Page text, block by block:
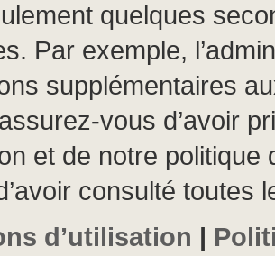
quelques
Par exemple,
supplémentaires
vous d’avoir
et de notre
consulté toutes
d’utilisation |